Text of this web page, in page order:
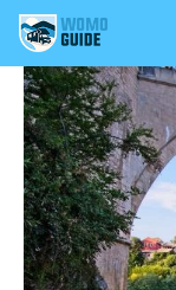
Zum
Inhalt
springen